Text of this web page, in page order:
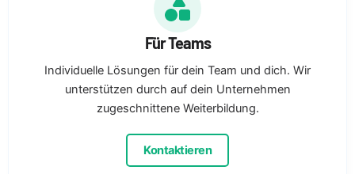
Für Teams
Individuelle Lösungen für dein Team und dich. Wir
unterstützen durch auf dein Unternehmen
zugeschnittene Weiterbildung.
Kontaktieren